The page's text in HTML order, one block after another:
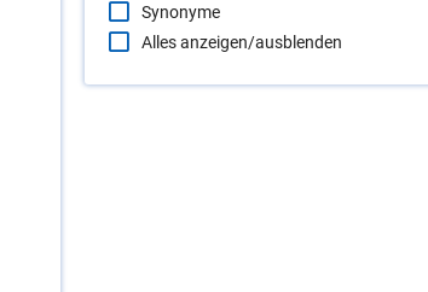
Synonyme
Alles anzeigen/ausblenden